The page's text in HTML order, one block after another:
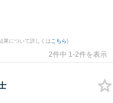
果について詳しくは こちら)
2件中 1-2件を表示